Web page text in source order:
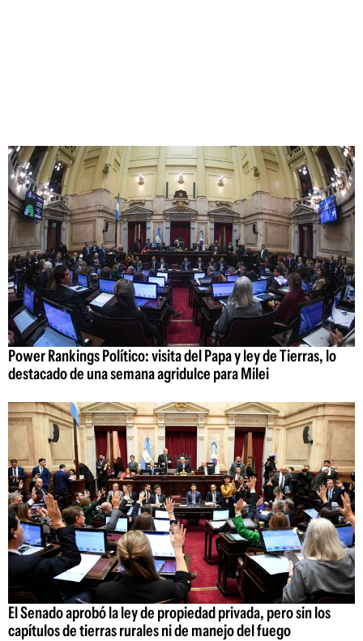
Power Rankings Político: visita del Papa y ley de Tierras, lo
destacado de una semana agridulce para Milei
El Senado aprobó la ley de propiedad privada, pero sin los
capítulos de tierras rurales ni de manejo del fuego